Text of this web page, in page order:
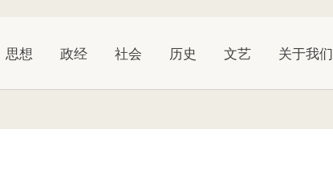
思想 政经 社会 历史 文艺 关于我们